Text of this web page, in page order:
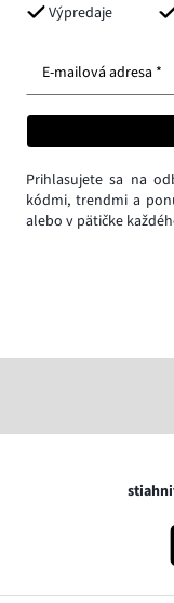
Výpredaje
E-mailová adresa *
Prihlasujete sa na
kódmi, trendmi a
alebo v pätičke